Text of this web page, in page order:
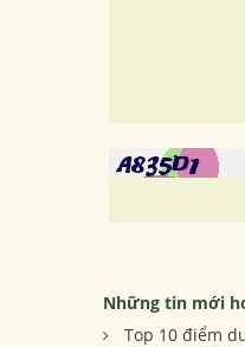
Những tin mới
Top 10 điểm